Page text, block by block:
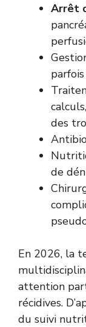
Arrêt
des
de
En 2026, la
attention
récidives.
du suivi